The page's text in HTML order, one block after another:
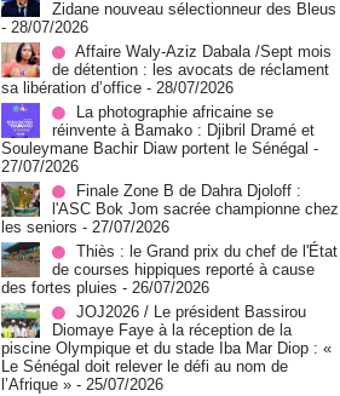
Zidane nouveau sélectionneur des Bleus
- 28/07/2026
Affaire Waly-Aziz Dabala /Sept mois
de détention : les avocats de réclament
sa libération d’office - 28/07/2026
La photographie africaine se
réinvente à Bamako : Djibril Dramé et
Souleymane Bachir Diaw portent le Sénégal -
27/07/2026
Finale Zone B de Dahra Djoloff :
l'ASC Bok Jom sacrée championne chez
les seniors - 27/07/2026
Thiès : le Grand prix du chef de l'État
de courses hippiques reporté à cause
des fortes pluies - 26/07/2026
JOJ2026 / Le président Bassirou
Diomaye Faye à la réception de la
piscine Olympique et du stade Iba Mar Diop : «
Le Sénégal doit relever le défi au nom de
l’Afrique » - 25/07/2026